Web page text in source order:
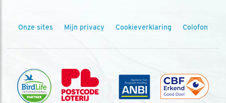
Onze sites Mijn privacy Cookieverklaring Colofon